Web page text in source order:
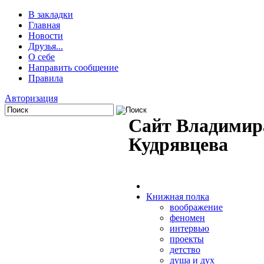
В закладки
Главная
Новости
Друзья...
О себе
Направить сообщение
Правила
Авторизация
Сайт
Кудрявцева
Книжная полка
воображение
феномен
интервью
проекты
детство
душа и дух